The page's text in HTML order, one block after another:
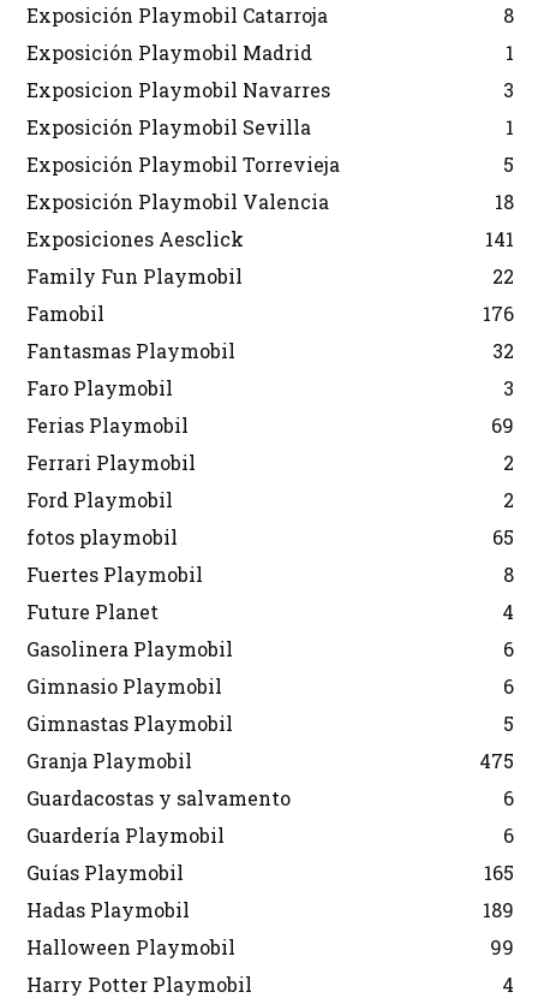
Exposición Playmobil Catarroja
8
Exposición Playmobil Madrid
1
Exposicion Playmobil Navarres
3
Exposición Playmobil Sevilla
1
Exposición Playmobil Torrevieja
5
Exposición Playmobil Valencia
18
Exposiciones Aesclick
141
Family Fun Playmobil
22
Famobil
176
Fantasmas Playmobil
32
Faro Playmobil
3
Ferias Playmobil
69
Ferrari Playmobil
2
Ford Playmobil
2
fotos playmobil
65
Fuertes Playmobil
8
Future Planet
4
Gasolinera Playmobil
6
Gimnasio Playmobil
6
Gimnastas Playmobil
5
Granja Playmobil
475
Guardacostas y salvamento
6
Guardería Playmobil
6
Guías Playmobil
165
Hadas Playmobil
189
Halloween Playmobil
99
Harry Potter Playmobil
4